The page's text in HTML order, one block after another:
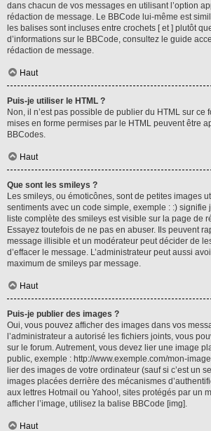
dans chacun de vos messages en utilisant l’option
rédaction de message. Le BBCode lui-même est
les balises sont incluses entre crochets [ et ] plutôt
d’informations sur le BBCode, consultez le guide
rédaction de message.
Haut
Puis-je utiliser le HTML ?
Non, il n’est pas possible de publier du HTML sur ce
mises en forme permises par le HTML peuvent être
BBCodes.
Haut
Que sont les smileys ?
Les smileys, ou émoticônes, sont de petites images
sentiments avec un code simple, exemple : :) signifie
liste complète des smileys est visible sur la page de
Essayez toutefois de ne pas en abuser. Ils peuvent
message illisible et un modérateur peut décider de
d’effacer le message. L’administrateur peut aussi
maximum de smileys par message.
Haut
Puis-je publier des images ?
Oui, vous pouvez afficher des images dans vos
l’administrateur a autorisé les fichiers joints, vous
sur le forum. Autrement, vous devez lier une image
public, exemple : http://www.exemple.com/mon-
lier des images de votre ordinateur (sauf si c’est un
images placées derrière des mécanismes
aux lettres Hotmail ou Yahoo!, sites protégés par un
afficher l’image, utilisez la balise BBCode [img].
Haut